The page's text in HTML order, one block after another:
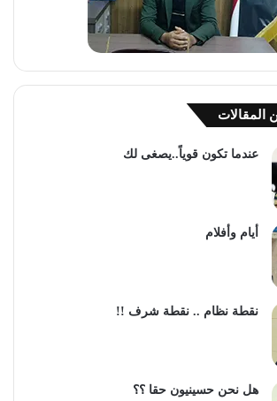
المقالات
عندما تكون قوياً..يصغى لك
أيام وأفلام
نقطة نظام .. نقطة شرف !!
هل نحن حسينيون حقا ؟؟